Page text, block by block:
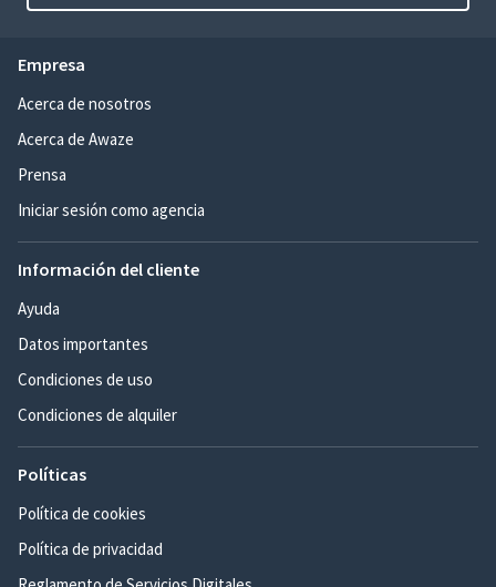
Empresa
Acerca de nosotros
Acerca de Awaze
Prensa
Iniciar sesión como agencia
Información del cliente
Ayuda
Datos importantes
Condiciones de uso
Condiciones de alquiler
Políticas
Política de cookies
Política de privacidad